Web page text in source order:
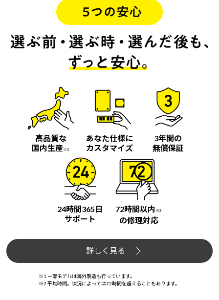
高品質な
国内生産※1
あなた仕様に
カスタマイズ
3年間の
無償保証
24時間365日
サポート
72時間以内 ※2
の修理対応
詳しく見る
※1 一部モデルは海外製造も行っています。
※2 平均時間。状況によっては72時間を超えることもあります。